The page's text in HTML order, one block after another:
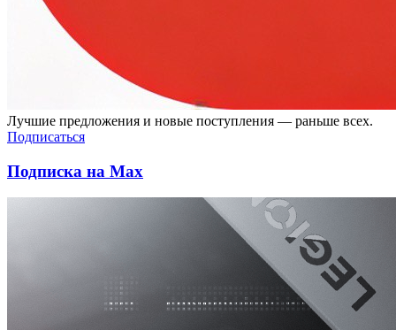
Лучшие предложения и новые поступления — раньше всех.
Подписаться
Подписка на Max